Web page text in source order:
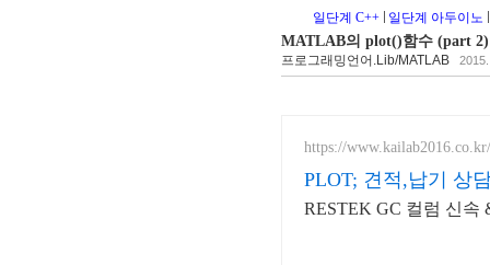
일단계 C++ 일단계 아두이노
MATLAB의 plot()함수 (part 2)
프로그래밍언어.Lib/MATLAB
https://www.kailab2016.co.kr/
PLOT; 견적,납기 상
RESTEK GC 컬럼 신속